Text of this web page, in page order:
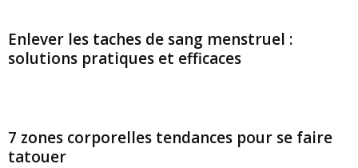
Enlever les taches de sang menstruel :
solutions pratiques et efficaces
7 zones corporelles tendances pour se faire
tatouer